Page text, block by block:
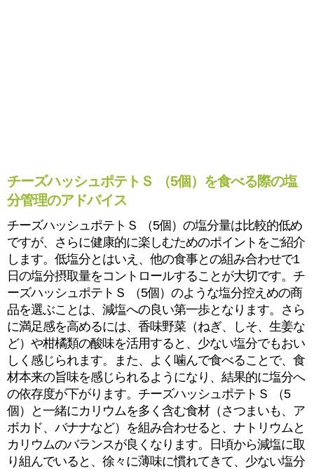
チーズハッシュポテトＳ （5個）を食べる際の塩
分管理のアドバイス
チーズハッシュポテトＳ （5個）の塩分量は比較的低め
ですが、さらに健康的に楽しむためのポイントをご紹介
します。低塩分とはいえ、他の食事との組み合わせで1
日の塩分摂取量をコントロールすることが大切です。チ
ーズハッシュポテトＳ （5個）のような塩分控えめの商
品を選ぶことは、減塩への良い第一歩となります。さら
に満足感を高めるには、香味野菜（ねぎ、しそ、生姜な
ど）や柑橘類の酸味を活用すると、少ない塩分でもおい
しく感じられます。また、よく噛んで食べることで、食
材本来の旨味を感じられるようになり、結果的に塩分へ
の依存度が下がります。チーズハッシュポテトＳ （5
個）と一緒にカリウムを多く含む食材（さつまいも、ア
ボカド、バナナなど）を組み合わせると、ナトリウムと
カリウムのバランスが良くなります。日頃から減塩に取
り組んでいると、徐々に薄味に慣れてきて、少ない塩分